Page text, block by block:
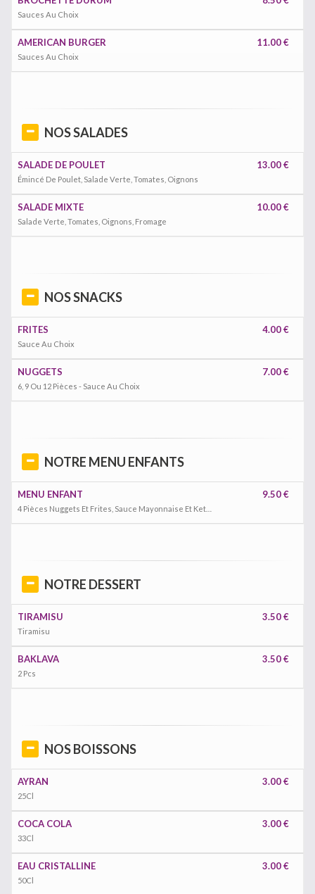
Sauces Au Choix
AMERICAN BURGER
Sauces Au Choix
11.00 €
NOS SALADES
SALADE DE POULET
Émincé De Poulet, Salade Verte, Tomates, Oignons
13.00 €
SALADE MIXTE
Salade Verte, Tomates, Oignons, Fromage
10.00 €
NOS SNACKS
FRITES
Sauce Au Choix
4.00 €
NUGGETS
6, 9 Ou 12 Pièces - Sauce Au Choix
7.00 €
NOTRE MENU ENFANTS
MENU ENFANT 9.50 €
NOTRE DESSERT
TIRAMISU
Tiramisu
3.50 €
BAKLAVA
2 Pcs
3.50 €
NOS BOISSONS
AYRAN
25Cl
3.00 €
COCA COLA
33Cl
3.00 €
EAU CRISTALLINE
50Cl
3.00 €